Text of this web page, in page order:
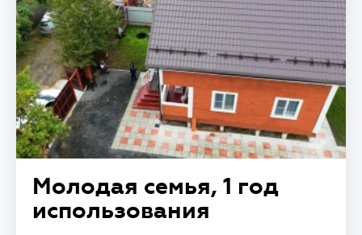
Молодая семья, 1 год
использования